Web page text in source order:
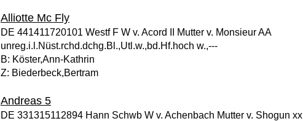
Alliotte Mc Fly
DE 441411720101 Westf F W v. Acord II Mutter v. Monsieur AA
unreg.i.l.Nüst.rchd.dchg.Bl.,Utl.w.,bd.Hf.hoch w.,---
B: Köster,Ann-Kathrin
Z: Biederbeck,Bertram
Andreas 5
DE 331315112894 Hann Schwb W v. Achenbach Mutter v. Shogun xx